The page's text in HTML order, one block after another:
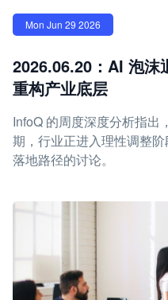
Mon Jun 29 2026
2026.06.20：AI 泡
重构产业底层
InfoQ 的周度深度分析指出
期，行业正进入理性调整
落地路径的讨论。